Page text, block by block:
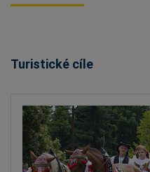
Turistické cíle